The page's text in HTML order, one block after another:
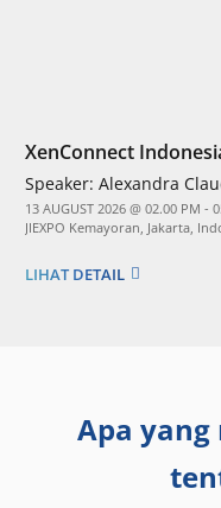
XenConnect
Speaker: Alexandra
13 AUGUST 2026 @ 02.00 PM -
JIEXPO Kemayoran, Jakarta,
LIHAT DETAIL
Apa